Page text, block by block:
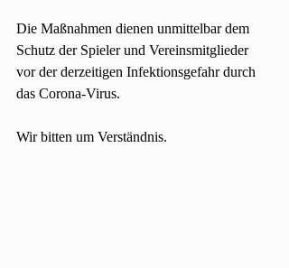
Die Maßnahmen dienen unmittelbar dem
Schutz der Spieler und Vereinsmitglieder
vor der derzeitigen Infektionsgefahr durch
das Corona-Virus.
Wir bitten um Verständnis.